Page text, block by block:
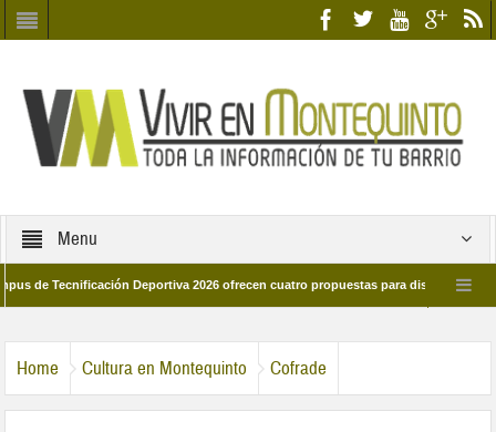
Menu
Tecnificación Deportiva 2026 ofrecen cuatro propuestas para disfrutar del deporte
Home Cultura en Montequinto Cofrade